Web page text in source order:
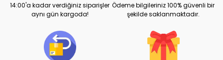
14:00'a kadar verdiğiniz siparişler
aynı gün kargoda!
Ödeme bilgileriniz 100% güvenli bir
şekilde saklanmaktadır.